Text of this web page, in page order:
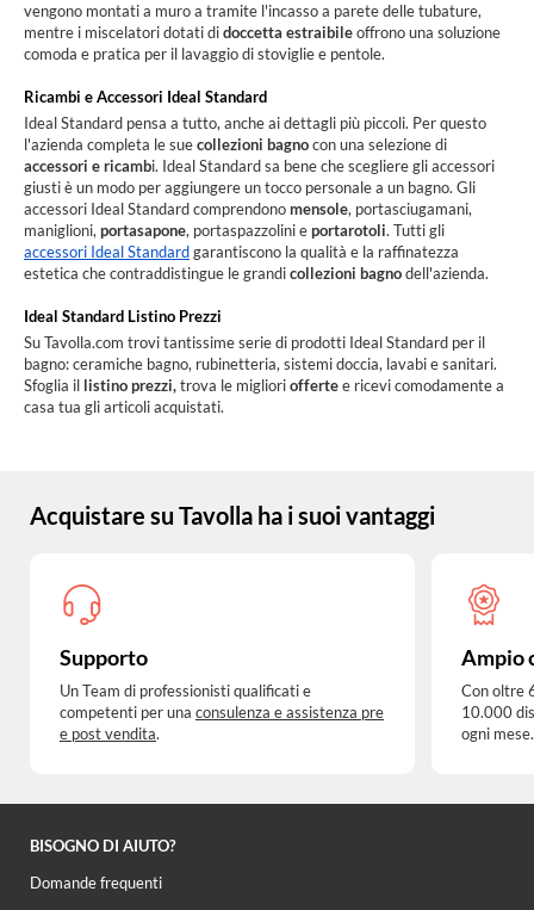
vengono montati a muro a tramite l'incasso a parete delle tubature,
mentre i miscelatori dotati didoccetta estraibileoffrono una soluzione
comoda e pratica per il lavaggio di stoviglie e pentole.
Ricambi e Accessori Ideal Standard
Ideal Standard pensa a tutto, anche ai dettagli più piccoli. Per questo
l'azienda completa le suecollezioni bagnocon una selezione di
accessori e ricambi. Ideal Standard sa bene che scegliere gli accessori
giusti è un modo per aggiungere un tocco personale a un bagno. Gli
accessori Ideal Standard comprendonomensole, portasciugamani,
maniglioni, portasapone, portaspazzolini eportarotoli. Tutti gli
accessori Ideal Standardgarantiscono la qualità e la raffinatezza
estetica che contraddistingue le grandicollezioni bagnodell'azienda.
Ideal Standard Listino Prezzi
Su Tavolla.com trovi tantissime serie di prodotti Ideal Standard per il
bagno: ceramiche bagno, rubinetteria, sistemi doccia, lavabi e sanitari.
Sfoglia il listino prezzi,trova le migliorioffertee ricevi comodamente a
casa tua gli articoli acquistati.
Acquistare su Tavolla ha i suoi vantaggi
Supporto
Un Team di professionisti qualificati e
competenti per una consulenza e assistenza pre
e post vendita.
Ampio
Con oltre
10.000
ogni mese.
BISOGNO DI AIUTO?
Domande frequenti